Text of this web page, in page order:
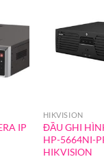
IP
HIKVISION
ĐẦU GHI
HP-5664NI-
HIKVISION